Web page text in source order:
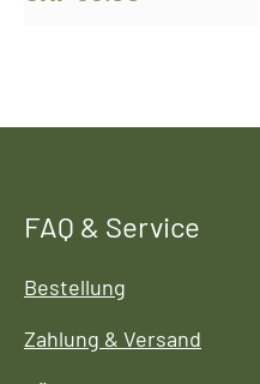
FAQ & Service
Bestellung
Zahlung & Versand